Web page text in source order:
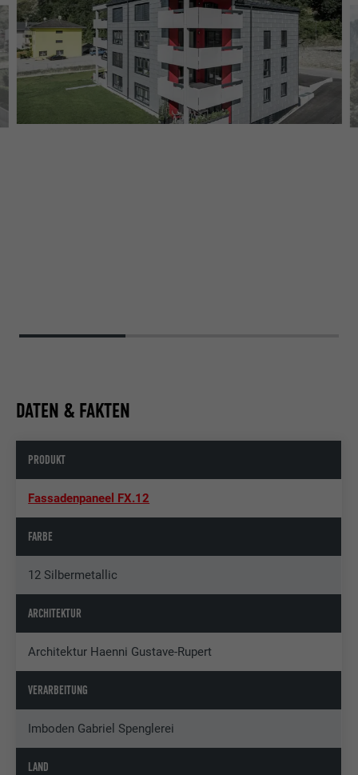
DATEN & FAKTEN
PRODUKT
Fassadenpaneel FX.12
FARBE
12 Silbermetallic
ARCHITEKTUR
Architektur Haenni Gustave-Rupert
VERARBEITUNG
Imboden Gabriel Spenglerei
LAND